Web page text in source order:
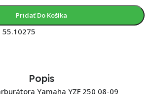
Pridať Do Košíka
55.10275
Popis
Yamaha YZF 250 08-09